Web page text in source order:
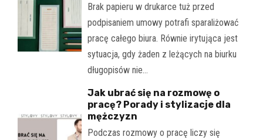
Brak papieru w drukarce tuż przed
podpisaniem umowy potrafi sparaliżować
pracę całego biura. Równie irytująca jest
sytuacja, gdy żaden z leżących na biurku
długopisów nie…
Jak ubrać się na rozmowę o
pracę? Porady i stylizacje dla
mężczyzn
Podczas rozmowy o pracę liczy się